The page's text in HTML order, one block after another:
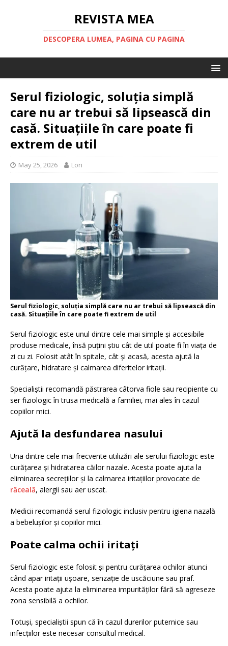
REVISTA MEA
DESCOPERA LUMEA, PAGINA CU PAGINA
Serul fiziologic, soluția simplă
care nu ar trebui să lipsească din
casă. Situațiile în care poate fi
extrem de util
May 25, 2026 Lori
Serul fiziologic, soluția simplă care nu ar trebui să lipsească din
casă. Situațiile în care poate fi extrem de util
Serul fiziologic este unul dintre cele mai simple și accesibile
produse medicale, însă puțini știu cât de util poate fi în viața de
zi cu zi. Folosit atât în spitale, cât și acasă, acesta ajută la
curățare, hidratare și calmarea diferitelor iritații.
Specialiștii recomandă păstrarea câtorva fiole sau recipiente cu
ser fiziologic în trusa medicală a familiei, mai ales în cazul
copiilor mici.
Ajută la desfundarea nasului
Una dintre cele mai frecvente utilizări ale serului fiziologic este
curățarea și hidratarea căilor nazale. Acesta poate ajuta la
eliminarea secrețiilor și la calmarea iritațiilor provocate de
răceală, alergii sau aer uscat.
Medicii recomandă serul fiziologic inclusiv pentru igiena nazală
a bebelușilor și copiilor mici.
Poate calma ochii iritați
Serul fiziologic este folosit și pentru curățarea ochilor atunci
când apar iritații ușoare, senzație de uscăciune sau praf.
Acesta poate ajuta la eliminarea impurităților fără să agreseze
zona sensibilă a ochilor.
Totuși, specialiștii spun că în cazul durerilor puternice sau
infecțiilor este necesar consultul medical.